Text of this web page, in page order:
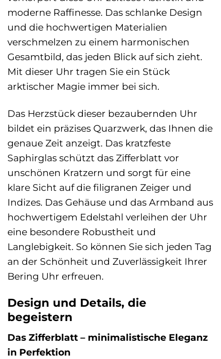
moderne Raffinesse. Das schlanke Design
und die hochwertigen Materialien
verschmelzen zu einem harmonischen
Gesamtbild, das jeden Blick auf sich zieht.
Mit dieser Uhr tragen Sie ein Stück
arktischer Magie immer bei sich.
Das Herzstück dieser bezaubernden Uhr
bildet ein präzises Quarzwerk, das Ihnen die
genaue Zeit anzeigt. Das kratzfeste
Saphirglas schützt das Zifferblatt vor
unschönen Kratzern und sorgt für eine
klare Sicht auf die filigranen Zeiger und
Indizes. Das Gehäuse und das Armband aus
hochwertigem Edelstahl verleihen der Uhr
eine besondere Robustheit und
Langlebigkeit. So können Sie sich jeden Tag
an der Schönheit und Zuverlässigkeit Ihrer
Bering Uhr erfreuen.
Design und Details, die
begeistern
Das Zifferblatt – minimalistische Eleganz
in Perfektion